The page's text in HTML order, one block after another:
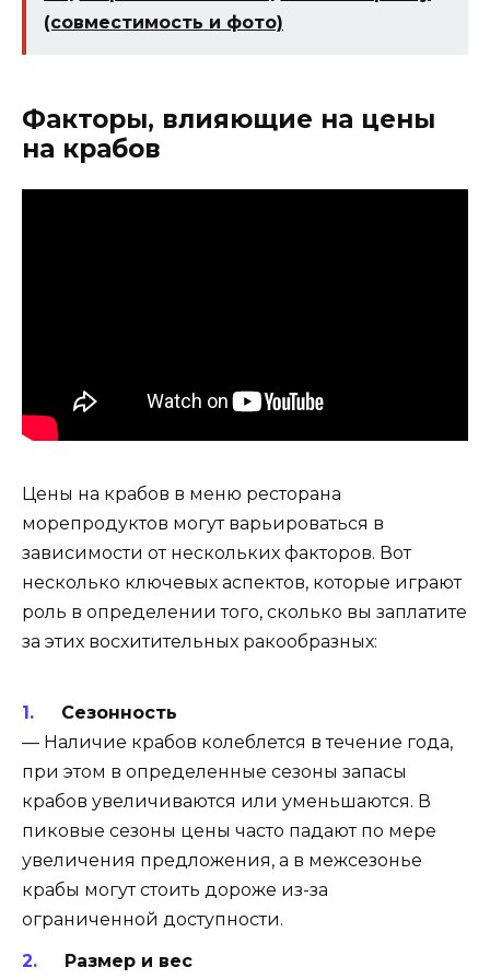
(совместимость и фото)
Факторы, влияющие на цены
на крабов
Цены на крабов в меню ресторана
морепродуктов могут варьироваться в
зависимости от нескольких факторов. Вот
несколько ключевых аспектов, которые играют
роль в определении того, сколько вы заплатите
за этих восхитительных ракообразных:
Сезонность
— Наличие крабов колеблется в течение года,
при этом в определенные сезоны запасы
крабов увеличиваются или уменьшаются. В
пиковые сезоны цены часто падают по мере
увеличения предложения, а в межсезонье
крабы могут стоить дороже из-за
ограниченной доступности.
Размер и вес